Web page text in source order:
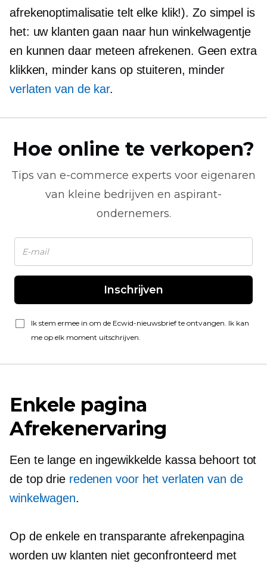
afrekenoptimalisatie telt elke klik!). Zo simpel is
het: uw klanten gaan naar hun winkelwagentje
en kunnen daar meteen afrekenen. Geen extra
klikken, minder kans op stuiteren, minder
verlaten van de kar.
Hoe online te verkopen?
Tips van e-commerce experts voor eigenaren
van kleine bedrijven en aspirant-
ondernemers.
Inschrijven
Ik stem ermee in om de Ecwid-nieuwsbrief te ontvangen. Ik kan
me op elk moment uitschrijven.
Enkele pagina
Afrekenervaring
Een te lange en ingewikkelde kassa behoort tot
de top drie redenen voor het verlaten van de
winkelwagen.
Op de enkele en transparante afrekenpagina
worden uw klanten niet geconfronteerd met